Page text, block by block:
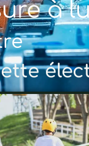
à
🚲